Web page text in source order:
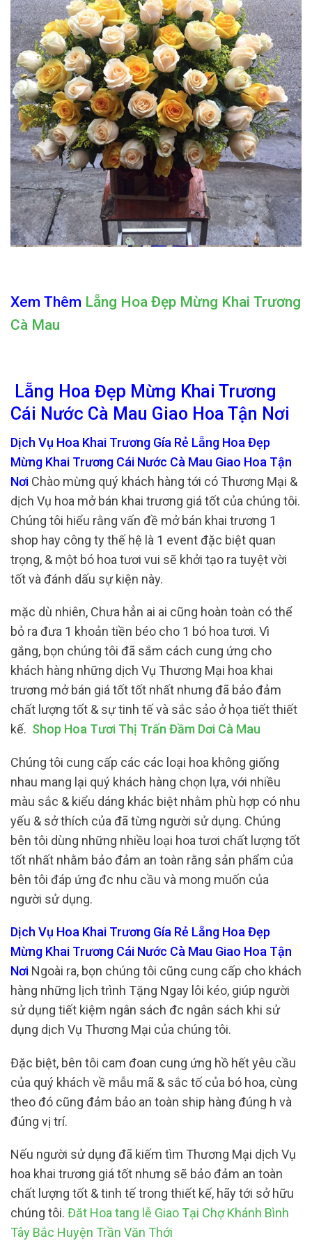
Xem Thêm Lẵng Hoa Đẹp Mừng Khai Trương
Cà Mau
Lẵng Hoa Đẹp Mừng Khai Trương
Cái Nước Cà Mau Giao Hoa Tận Nơi
Dịch Vụ Hoa Khai Trương Gía Rẻ Lẵng Hoa Đẹp
Mừng Khai Trương Cái Nước Cà Mau Giao Hoa Tận
Nơi Chào mừng quý khách hàng tới có Thương Mại &
dịch Vụ hoa mở bán khai trương giá tốt của chúng tôi.
Chúng tôi hiểu rằng vấn đề mở bán khai trương 1
shop hay công ty thế hệ là 1 event đặc biệt quan
trọng, & một bó hoa tươi vui sẽ khởi tạo ra tuyệt vời
tốt và đánh dấu sự kiện này.
mặc dù nhiên, Chưa hẳn ai ai cũng hoàn toàn có thể
bỏ ra đưa 1 khoản tiền béo cho 1 bó hoa tươi. Vì
gắng, bọn chúng tôi đã sắm cách cung ứng cho
khách hàng những dịch Vụ Thương Mại hoa khai
trương mở bán giá tốt tốt nhất nhưng đã bảo đảm
chất lượng tốt & sự tinh tế và sắc sảo ở họa tiết thiết
kế. Shop Hoa Tươi Thị Trấn Đầm Dơi Cà Mau
Chúng tôi cung cấp các các loại hoa không giống
nhau mang lại quý khách hàng chọn lựa, với nhiều
màu sắc & kiểu dáng khác biệt nhằm phù hợp có nhu
yếu & sở thích của đã từng người sử dụng. Chúng
bên tôi dùng những nhiều loại hoa tươi chất lượng tốt
tốt nhất nhằm bảo đảm an toàn rằng sản phẩm của
bên tôi đáp ứng đc nhu cầu và mong muốn của
người sử dụng.
Dịch Vụ Hoa Khai Trương Gía Rẻ Lẵng Hoa Đẹp
Mừng Khai Trương Cái Nước Cà Mau Giao Hoa Tận
Nơi Ngoài ra, bọn chúng tôi cũng cung cấp cho khách
hàng những lịch trình Tặng Ngay lôi kéo, giúp người
sử dụng tiết kiệm ngân sách đc ngân sách khi sử
dụng dịch Vụ Thương Mại của chúng tôi.
Đặc biệt, bên tôi cam đoan cung ứng hồ hết yêu cầu
của quý khách về mẫu mã & sắc tố của bó hoa, cùng
theo đó cũng đảm bảo an toàn ship hàng đúng h và
đúng vị trí.
Nếu người sử dụng đã kiếm tìm Thương Mại dịch Vụ
hoa khai trương giá tốt nhưng sẽ bảo đảm an toàn
chất lượng tốt & tinh tế trong thiết kế, hãy tới sở hữu
chúng tôi. Đăt Hoa tang lễ Giao Tại Chợ Khánh Bình
Tây Bắc Huyện Trần Văn Thới